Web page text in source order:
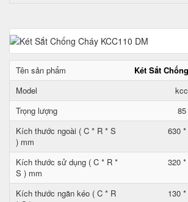
Tên sản phẩm
Két Sắt
Model
Trọng lượng
Kích thước ngoài ( C * R * S
) mm
630
Kích thước sử dụng ( C * R *
S ) mm
320
Kích thước ngăn kéo ( C * R
130